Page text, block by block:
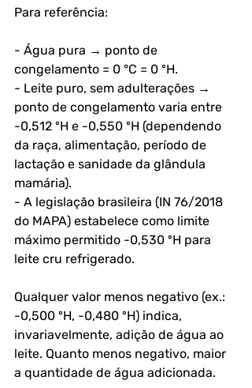
Para referência:
- Água pura → ponto de
congelamento = 0 °C = 0 ºH.
- Leite puro, sem adulterações →
ponto de congelamento varia entre
-0,512 ºH e -0,550 ºH (dependendo
da raça, alimentação, período de
lactação e sanidade da glândula
mamária).
- A legislação brasileira (IN 76/2018
do MAPA) estabelece como limite
máximo permitido -0,530 ºH para
leite cru refrigerado.
Qualquer valor menos negativo (ex.:
-0,500 ºH, -0,480 ºH) indica,
invariavelmente, adição de água ao
leite. Quanto menos negativo, maior
a quantidade de água adicionada.